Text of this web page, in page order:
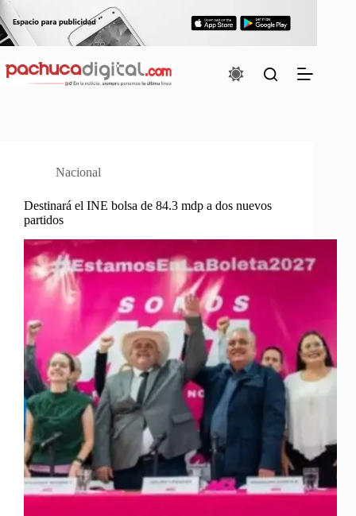
Saltar
al
contenido
Nacional
Destinará el INE bolsa de 84.3 mdp a dos nuevos
partidos